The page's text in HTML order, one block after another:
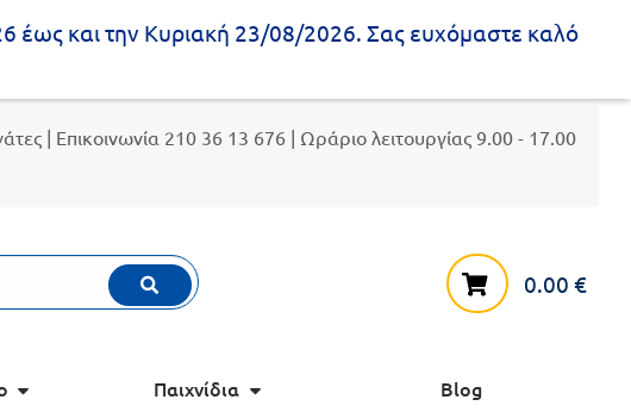
έως και την Κυριακή 23/08/2026. Σας ευχόμαστε καλό
| Επικοινωνία 210 36 13 676| Ωράριο λειτουργίας 9.00 - 17.00
0.00 €
Παιχνίδια Blog